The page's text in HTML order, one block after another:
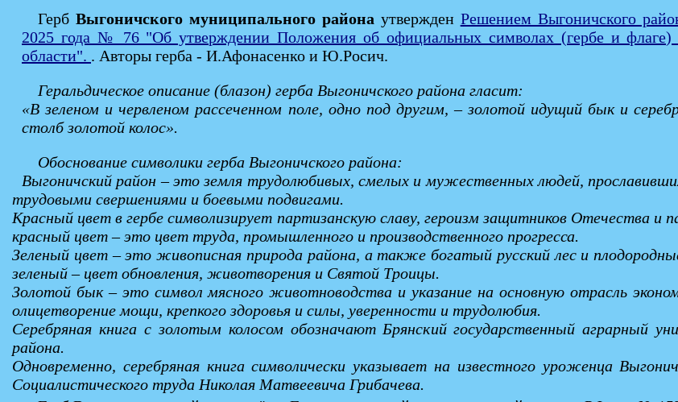
Герб Выгоничского муниципального районаутвержден Решением Выгоничского
2025 года № 76 "Об утверждении Положения об официальных символах (гербе и флаге)
области". . Авторы герба - И.Афонасенко и Ю.Росич.
Геральдическое описание (блазон) герба Выгоничского района гласит:
«В зеленом и червленом рассеченном поле, одно под другим, – золотой идущий бык и
столб золотой колос».
Обоснование символики герба Выгоничского района:
Выгоничский район – это земля трудолюбивых, смелых и мужественных людей,
трудовыми свершениями и боевыми подвигами.
Красный цвет в гербе символизирует партизанскую славу, героизм защитников Отечества и
красный цвет – это цвет труда, промышленного и производственного прогресса.
Зеленый цвет – это живописная природа района, а также богатый русский лес и
зеленый – цвет обновления, животворения и Святой Троицы.
Золотой бык – это символ мясного животноводства и указание на основную отрасль
олицетворение мощи, крепкого здоровья и силы, уверенности и трудолюбия.
Серебряная книга с золотым колосом обозначают Брянский государственный аграрный
района.
Одновременно, серебряная книга символически указывает на известного уроженца
Социалистического труда Николая Матвеевича Грибачева.